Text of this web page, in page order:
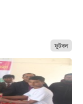
ফুটবল